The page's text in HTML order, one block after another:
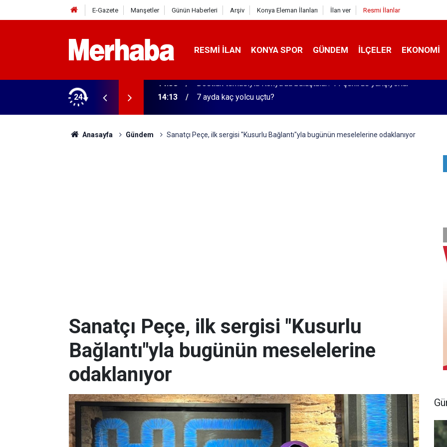
E-Gazete Manşetler Günün Haberleri Arşiv Konya Eleman İlanları İlan ver Resmi İlanlar
RESMI İLAN KONYA SPOR GÜNDEM İLÇELER EKONOMI
24
11 şehirde yarışıyorlar 14:13 7 ayda kaç yolcu uçtu?
Anasayfa Gündem Sanatçı Peçe, ilk sergisi "Kusurlu Bağlantı"yla bugünün meselelerine odaklanıyor
Sanatçı Peçe, ilk sergisi "Kusurlu
Bağlantı"yla bugünün meselelerine
odaklanıyor